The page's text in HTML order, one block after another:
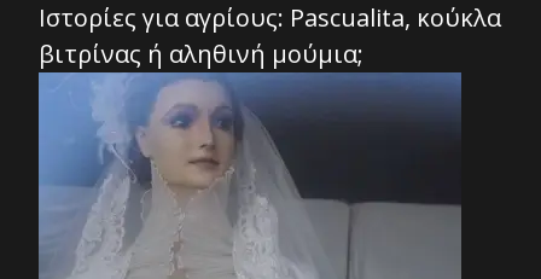
Ιστορίες για αγρίους: Pascualita, κούκλα
βιτρίνας ή αληθινή μούμια;